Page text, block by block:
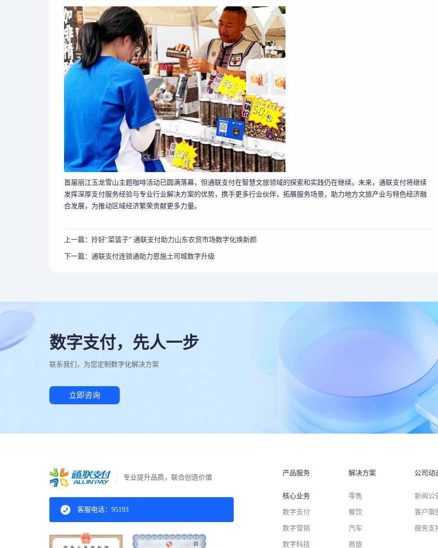
首届丽江玉龙雪山主题咖啡活动已圆满落幕，但通联支付在智慧文旅领域的探索和实践仍在继续。未来，通联支付将继续
发挥深厚支付服务经验与专业行业解决方案的优势，携手更多行业伙伴，拓展服务场景，助力地方文旅产业与特色经济融
合发展，为推动区域经济繁荣贡献更多力量。
上一篇：拎好“菜篮子” 通联支付助力山东农贸市场数字化焕新颜
下一篇：通联支付连锁通助力恩施土司城数字升级
数字支付，先人一步
联系我们，为您定制数字化解决方案
立即咨询
专业提升品质，联合创造价值
客服电话：95193
产品服务
核心业务
数字支付
数字营销
数字科技
解决方案
零售
餐饮
汽车
商旅
公司动
新闻公
客户案
服务支